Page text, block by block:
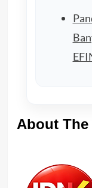
About